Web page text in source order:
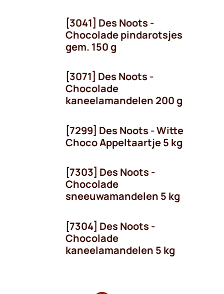
[3041] Des Noots -
Chocolade pindarotsjes
gem. 150 g
[3071] Des Noots -
Chocolade
kaneelamandelen 200 g
[7299] Des Noots - Witte
Choco Appeltaartje 5 kg
[7303] Des Noots -
Chocolade
sneeuwamandelen 5 kg
[7304] Des Noots -
Chocolade
kaneelamandelen 5 kg